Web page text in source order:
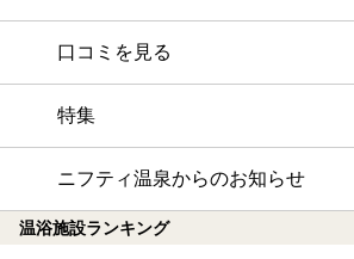
口コミを見る
特集
ニフティ温泉からのお知らせ
温浴施設ランキング